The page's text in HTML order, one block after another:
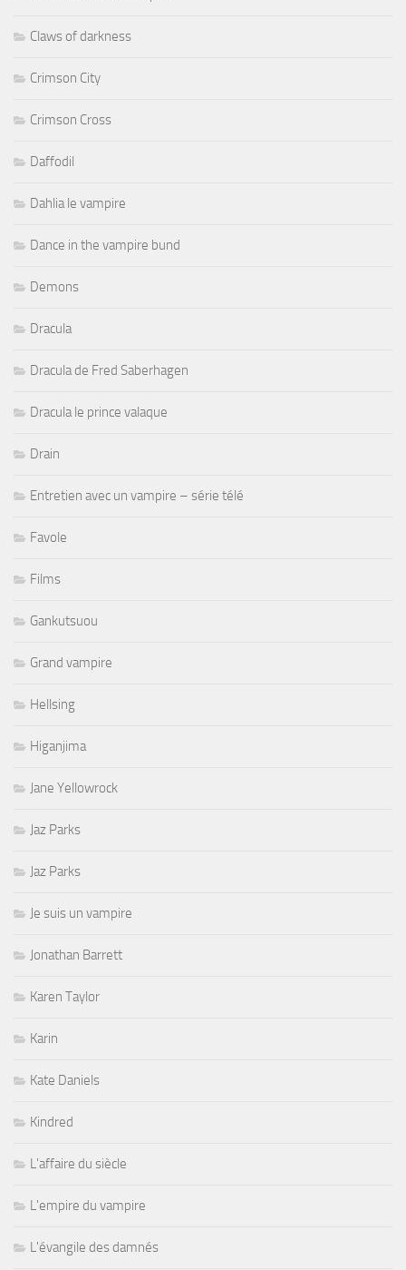
Claws of darkness
Crimson City
Crimson Cross
Daffodil
Dahlia le vampire
Dance in the vampire bund
Demons
Dracula
Dracula de Fred Saberhagen
Dracula le prince valaque
Drain
Entretien avec un vampire – série télé
Favole
Films
Gankutsuou
Grand vampire
Hellsing
Higanjima
Jane Yellowrock
Jaz Parks
Jaz Parks
Je suis un vampire
Jonathan Barrett
Karen Taylor
Karin
Kate Daniels
Kindred
L'affaire du siècle
L'empire du vampire
L'évangile des damnés